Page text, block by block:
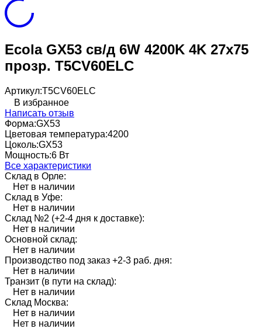
Ecola GX53 св/д 6W 4200K 4K 27x75
прозр. T5CV60ELC
Артикул:T5CV60ELC
В избранное
Написать отзыв
Форма:GX53
Цветовая температура:4200
Цоколь:GX53
Мощность:6 Вт
Все характеристики
Склад в Орле:
Нет в наличии
Склад в Уфе:
Нет в наличии
Склад №2 (+2-4 дня к доставке):
Нет в наличии
Основной склад:
Нет в наличии
Производство под заказ +2-3 раб. дня:
Нет в наличии
Транзит (в пути на склад):
Нет в наличии
Склад Москва:
Нет в наличии
Нет в наличии